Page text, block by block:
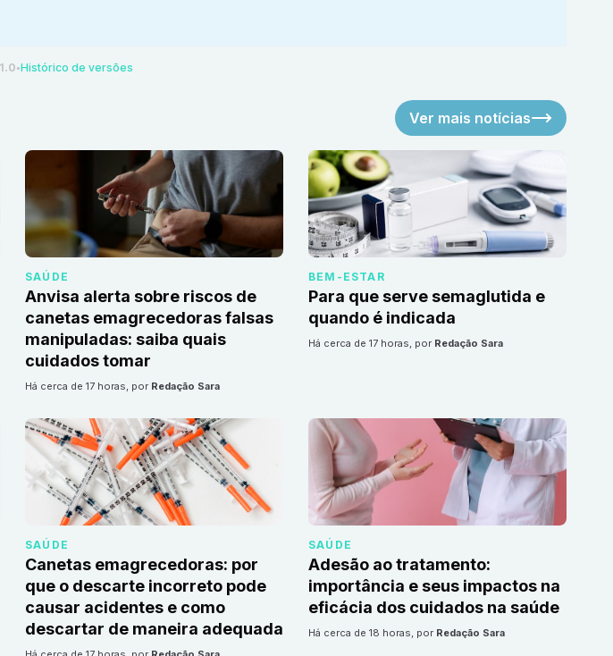
●Histórico de versões
Ver mais notícias
SAÚDE
Anvisa alerta sobre riscos de
canetas emagrecedoras falsas
manipuladas: saiba quais
cuidados tomar
há cerca de 17 horas, por Redação Sara
BEM-ESTAR
Para que serve semaglutida e
quando é indicada
há cerca de 17 horas, por Redação Sara
SAÚDE
Canetas emagrecedoras: por
que o descarte incorreto pode
causar acidentes e como
descartar de maneira adequada
SAÚDE
Adesão ao tratamento:
importância e seus impactos na
eficácia dos cuidados na saúde
há cerca de 18 horas, por Redação Sara